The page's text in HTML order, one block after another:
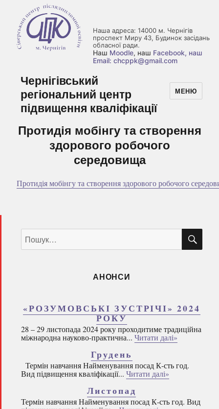
Наша адреса: 14000 м. Чернігів
проспект Миру 43, Будинок засідань
обласної ради.
Наш Moodle, наш Facebook, наш
Email: chcppk@gmail.com
Чернігівський
регіональний центр
підвищення кваліфікації
МЕНЮ
Протидія мобінгу та створення
здорового робочого
середовища
Протидія мобінгу та створення здорового робочого
за
запитом:
АНОНСИ
«РОЗУМОВСЬКІ ЗУСТРІЧІ» 2024
РОКУ
28 – 29 листопада 2024 року проходитиме традиційна
міжнародна науково-практична... Читати далі»
Грудень
Термін навчання Найменування посад К-сть год.
Вид підвищення кваліфікації... Читати далі»
Листопад
Термін навчання Найменування посад К-сть год. Вид